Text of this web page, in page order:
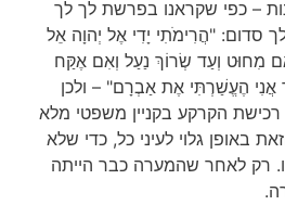
– כפי שקראנו בפרשת לך לך
סדום: "הֲרִימֹתִי יָדִי אֶל יְהוָה אֵל
מִחוּט וְעַד שְׂרוֹךְ נַעַל וְאִם אֶקַּח
הֶעֱשַׁרְתִּי אֶת אַבְרָם" – ולכן
הקרקע בקניין משפטי מלא
באופן גלוי לעיני כל, כדי שלא
רק לאחר שהמערה כבר הייתה